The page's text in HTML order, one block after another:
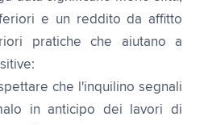
e un reddito da affitto
pratiche che aiutano a
che l'inquilino segnali
in anticipo dei lavori di